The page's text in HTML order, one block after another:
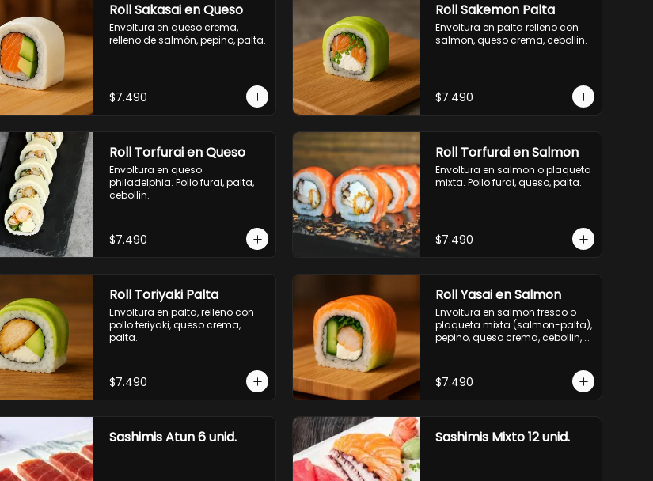
Roll Sakasai en Queso
Envoltura en queso crema,
relleno de salmón, pepino, palta.
$7.490
Roll Sakemon Palta
Envoltura en palta relleno con
salmon, queso crema, cebollin.
$7.490
Roll Torfurai en Queso
Envoltura en queso
philadelphia. Pollo furai, palta,
cebollin.
$7.490
Roll Torfurai en Salmon
Envoltura en salmon o plaqueta
mixta. Pollo furai, queso, palta.
$7.490
Roll Toriyaki Palta
Envoltura en palta, relleno con
pollo teriyaki, queso crema,
palta.
$7.490
Roll Yasai en Salmon
Envoltura en salmon fresco o
plaqueta mixta (salmon-palta),
pepino, queso crema, cebollin,
$7.490
Sashimis Atun 6 unid. Sashimis Mixto 12 unid.